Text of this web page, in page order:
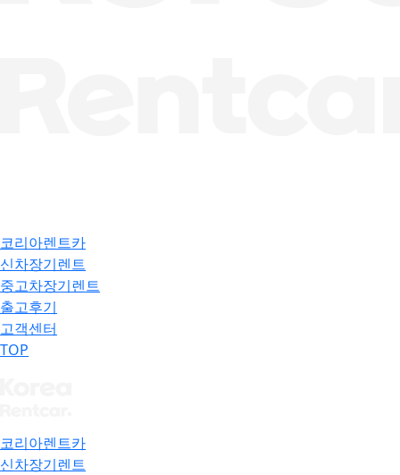
코리아렌트카
신차장기렌트
중고차장기렌트
출고후기
고객센터
TOP
코리아렌트카
신차장기렌트